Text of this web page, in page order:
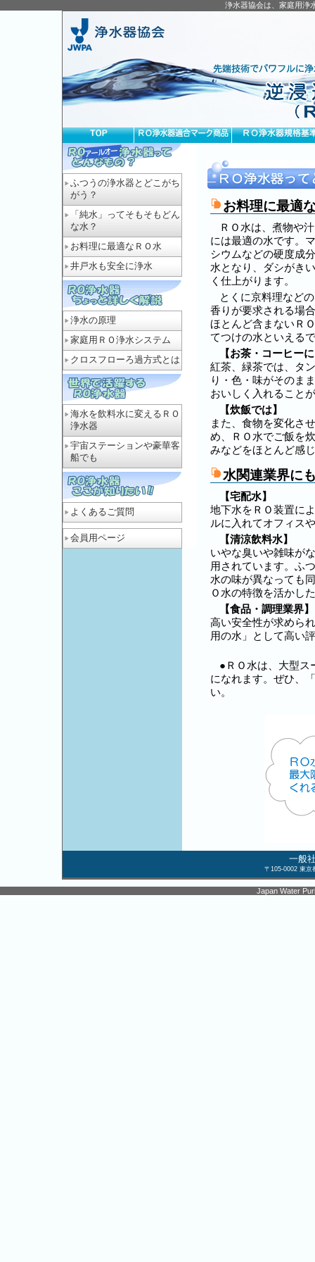
浄水器協会は、家庭用浄
ふつうの浄水器とどこがち
がう？
「純水」ってそもそもどん
な水？
お料理に最適なＲＯ水
井戸水も安全に浄水
浄水の原理
家庭用ＲＯ浄水システム
クロスフローろ過方式とは
海水を飲料水に変えるＲＯ
浄水器
宇宙ステーションや豪華客
船でも
よくあるご質問
会員用ページ
お料理に最適
ＲＯ水は、煮物や
には最適の水です。
シウムなどの硬度成
水となり、ダシがき
く仕上がります。
とくに京料理など
香りが要求される場
ほとんど含まないＲ
てつけの水といえる
【お茶・コーヒー
紅茶、緑茶では、タ
り・色・味がそのま
おいしく入れること
【炊飯では】
また、食物を変化さ
め、ＲＯ水でご飯を
みなどをほとんど感
水関連業界に
【宅配水】
地下水をＲＯ装置に
ルに入れてオフィス
【清涼飲料水】
いやな臭いや雑味が
用されています。ふ
水の味が異なっても
Ｏ水の特徴を活かし
【食品・調理業界】
高い安全性が求めら
用の水」として高い
●ＲＯ水は、大型ス
になれます。ぜひ、
い。
一般
〒105-0002 東京
Japan Water